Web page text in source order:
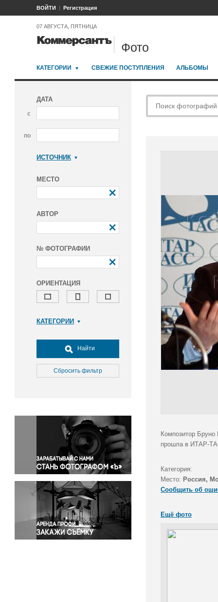
ВОЙТИ Регистрация
07 АВГУСТА, ПЯТНИЦА
Фото
КАТЕГОРИИ СВЕЖИЕ ПОСТУПЛЕНИЯ АЛЬБОМЫ
ДАТА
с
по
ИСТОЧНИК
МЕСТО
АВТОР
№ ФОТОГРАФИИ
ОРИЕНТАЦИЯ
КАТЕГОРИИ
Досуг, туризм и отдых
Культура
Медицина
Окружающая среда
Политика
Правосудие
Происшествия и конфликты
Религия
Светская жизнь
Спорт
Экология
Экономика и бизнес
Найти
Сбросить фильтр
Композитор
прошла в ИТАР-
Категория:
Место: Россия,
Сообщить об
Ещё фото